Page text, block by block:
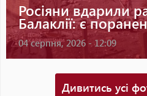
Як
23 липня,
Дивитись усі